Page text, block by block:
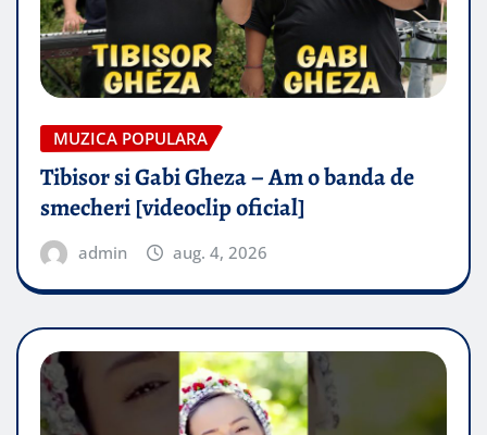
MUZICA POPULARA
Tibisor si Gabi Gheza – Am o banda de
smecheri [videoclip oficial]
admin aug. 4, 2026